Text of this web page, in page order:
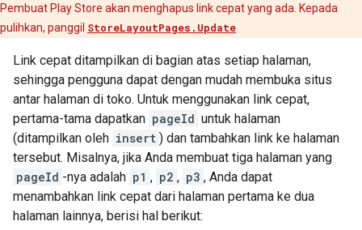
Pembuat Play Store akan menghapus link cepat yang ada. Kepada
pulihkan, panggil StoreLayoutPages.Update
Link cepat ditampilkan di bagian atas setiap halaman,
sehingga pengguna dapat dengan mudah membuka situs
antar halaman di toko. Untuk menggunakan link cepat,
pertama-tama dapatkan pageId untuk halaman
(ditampilkan oleh insert ) dan tambahkan link ke halaman
tersebut. Misalnya, jika Anda membuat tiga halaman yang
pageId -nya adalah p1 , p2 , p3 , Anda dapat
menambahkan link cepat dari halaman pertama ke dua
halaman lainnya, berisi hal berikut: